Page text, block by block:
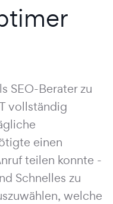
SEO-Berater zu
vollständig
einen
teilen konnte -
Schnelles zu
welche